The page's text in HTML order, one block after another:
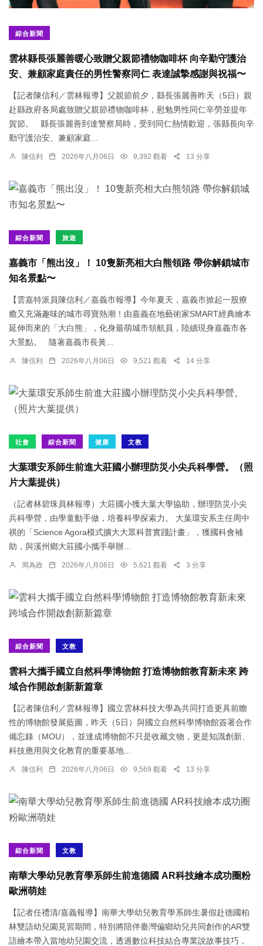
綜合新聞
雲林縣長張麗善暖心致贈父親節禮物咖啡杯 向辛勤守護治
安、兼顧家庭責任的男性警察同仁 表達誠摯感謝與祝福〜
【記者陳信利／雲林報導】父親節前夕，縣長張麗善昨天（5日）親
赴縣政府各局處致贈父親節禮物咖啡杯，慰勉男性同仁辛勞並提年
賀節。 縣長張麗善到達警察局時，受到同仁熱情歡迎，張縣長向辛
勤守護治安、兼顧家庭...
陳信利 2026年八月06日 9,392 觀看 13 分享
綜合新聞 旅遊
嘉義市「熊出沒」！ 10隻新亮相大白熊領路 帶你解鎖城市
知名景點〜
【雲嘉特派員陳信利／嘉義市報導】今年夏天，嘉義市掀起一股療
癒又充滿趣味的城市尋寶熱潮！由嘉義在地藝術家SMART經典繪本
延伸而來的「大白熊」，化身最萌城市領航員，陸續現身嘉義市各
大景點。 隨著嘉義市長黃...
陳信利 2026年八月06日 9,521 觀看 14 分享
社會 綜合新聞 健康 文教
大葉環安系師生前進大莊國小辦理防災小尖兵科學營。（照
片大葉提供）
（記者林碧珠員林報導）大莊國小獲大葉大學協助，辦理防災小尖
兵科學營，由學童動手做，培養科學探索力。 大葉環安系主任周中
祺的「Science Agora模式擴大大眾科普實踐計畫」，獲國科會補
助，與溪州鄉大莊國小攜手舉辦...
周為政 2026年八月06日 5,621 觀看 3 分享
綜合新聞 文教
雲科大攜手國立自然科學博物館 打造博物館教育新未來 跨
域合作開啟創新新篇章
【記者陳信利／雲林報導】國立雲林科技大學為共同打造更具前瞻
性的博物館發展藍圖，昨天（5日）與國立自然科學博物館簽署合作
備忘錄（MOU），並達成博物館不只是收藏文物，更是知識創新、
科技應用與文化教育的重要基地...
陳信利 2026年八月06日 9,569 觀看 13 分享
綜合新聞 文教
南華大學幼兒教育學系師生前進德國 AR科技繪本成功圈粉
歐洲萌娃
【記者任禮清/嘉義報導】南華大學幼兒教育學系師生暑假赴德國柏
林雙語幼兒園見習期間，特別將陪伴臺灣偏鄉幼兒共同創作的AR雙
語繪本帶入當地幼兒園交流，透過數位科技結合專業說故事技巧，